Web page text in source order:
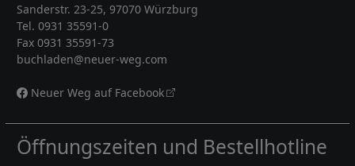
Sanderstr. 23-25, 97070 Würzburg
Tel. 0931 35591-0
Fax 0931 35591-73
buchladen@neuer-weg.com
Neuer Weg auf Facebook
Öffnungszeiten und Bestellhotline